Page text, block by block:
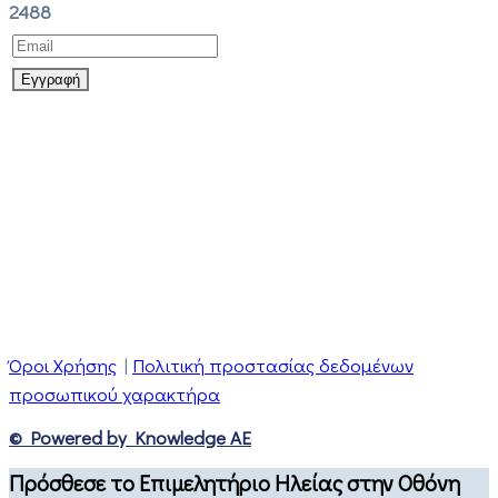
2488
Όροι Χρήσης | Πολιτική προστασίας δεδομένων
προσωπικού χαρακτήρα
© Powered by Knowledge AE
Πρόσθεσε το Επιμελητήριο Ηλείας στην Οθόνη